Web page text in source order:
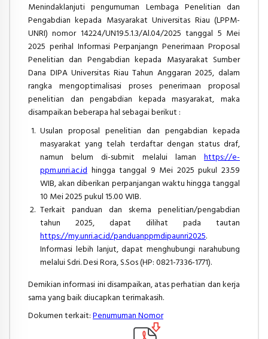
Menindaklanjuti pengumuman Lembaga Penelitian dan
Pengabdian kepada Masyarakat Universitas Riau (LPPM-
UNRI) nomor 14224/UN19.5.1.3/Al.04/2025 tanggal 5 Mei
2025 perihal Informasi Perpanjangn Penerimaan Proposal
Penelitian dan Pengabdian kepada Masyarakat Sumber
Dana DIPA Universitas Riau Tahun Anggaran 2025, dalam
rangka mengoptimalisasi proses penerimaan proposal
penelitian dan pengabdian kepada masyarakat, maka
disampaikan beberapa hal sebagai berikut :
Usulan proposal penelitian dan pengabdian kepada
masyarakat yang telah terdaftar dengan status draf,
namun belum di-submit melalui laman https://e-
ppm.unri.ac.id hingga tanggal 9 Mei 2025 pukul 23.59
WIB, akan diberikan perpanjangan waktu hingga tanggal
10 Mei 2025 pukul 15.00 WIB.
Terkait panduan dan skema penelitian/pengabdian
tahun 2025, dapat dilihat pada tautan
https://my.unri.ac.id/panduanppmdipaunri2025.
Informasi lebih lanjut, dapat menghubungi narahubung
melalui Sdri. Desi Rora, S.Sos (HP: 0821-7336-1771).
Demikian informasi ini disampaikan, atas perhatian dan kerja
sama yang baik diucapkan terimakasih.
Dokumen terkait: Penumuman Nomor